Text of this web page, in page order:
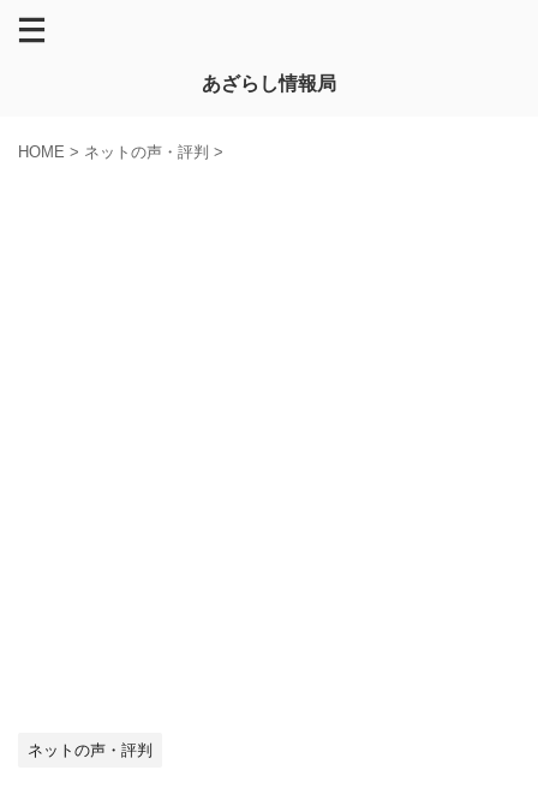
あざらし情報局
HOME > ネットの声・評判 >
ネットの声・評判